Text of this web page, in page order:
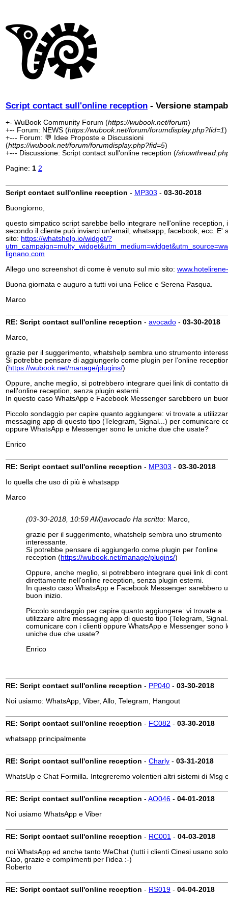
Script contact sull'online reception - Versione
+- WuBook Community Forum (https://wubook.net/forum)
+-- Forum: NEWS (https://wubook.net/forum/forumdisplay.php?fid=1)
+--- Forum: 💬 Idee Proposte e Discussioni
(https://wubook.net/forum/forumdisplay.php?fid=5)
+--- Discussione: Script contact sull'online reception (/
Pagine: 1 2
Script contact sull'online reception - MP303 - 03-30-2018
Buongiorno,
questo simpatico script sarebbe bello integrare nell'online reception,
secondo il cliente può inviarci un'email, whatsapp, facebook, ecc. E'
sito: https://whatshelp.io/widget/?
lignano.com
Allego uno screenshot di come è venuto sul mio sito:
Buona giornata e auguro a tutti voi una Felice e Serena Pasqua.
Marco
RE: Script contact sull'online reception - avocado - 03-30-2018
Marco,
grazie per il suggerimento, whatshelp sembra uno strumento
Si potrebbe pensare di aggiungerlo come plugin per l'online
(https://wubook.net/manage/plugins/)
Oppure, anche meglio, si potrebbero integrare quei link di contatto
nell'online reception, senza plugin esterni.
In questo caso WhatsApp e Facebook Messenger sarebbero un
Piccolo sondaggio per capire quanto aggiungere: vi trovate a
messaging app di questo tipo (Telegram, Signal...) per comunicare
oppure WhatsApp e Messenger sono le uniche due che usate?
Enrico
RE: Script contact sull'online reception - MP303 - 03-30-2018
Io quella che uso di più è whatsapp
Marco
(03-30-2018, 10:59 AM)avocado Ha scritto: Marco,
grazie per il suggerimento, whatshelp sembra uno strumento
interessante.
Si potrebbe pensare di aggiungerlo come plugin per l'online
reception (https://wubook.net/manage/plugins/)
Oppure, anche meglio, si potrebbero integrare quei link di
direttamente nell'online reception, senza plugin esterni.
In questo caso WhatsApp e Facebook Messenger sarebbero
buon inizio.
Piccolo sondaggio per capire quanto aggiungere: vi trovate a
utilizzare altre messaging app di questo tipo (Telegram,
comunicare con i clienti oppure WhatsApp e Messenger sono
uniche due che usate?
Enrico
RE: Script contact sull'online reception - PP040 - 03-30-2018
Noi usiamo: WhatsApp, Viber, Allo, Telegram, Hangout
RE: Script contact sull'online reception - FC082 - 03-30-2018
whatsapp principalmente
RE: Script contact sull'online reception - Charly - 03-31-2018
WhatsUp e Chat Formilla. Integreremo volentieri altri sistemi di Msg
RE: Script contact sull'online reception - AO046 - 04-01-2018
Noi usiamo WhatsApp e Viber
RE: Script contact sull'online reception - RC001 - 04-03-2018
noi WhatsApp ed anche tanto WeChat (tutti i clienti Cinesi usano
Ciao, grazie e complimenti per l'idea :-)
Roberto
RE: Script contact sull'online reception - RS019 - 04-04-2018